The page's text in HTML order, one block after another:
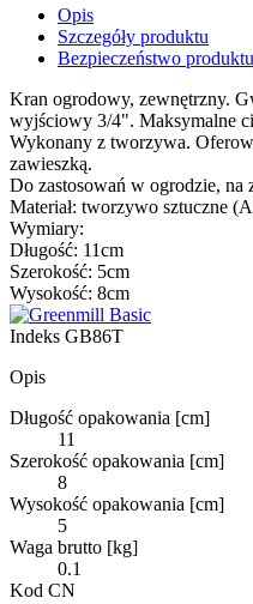
Opis
Szczegóły produktu
Bezpieczeństwo
Kran ogrodowy, zewnętrzny.
wyjściowy 3/4". Maksymalne
Wykonany z tworzywa.
zawieszką.
Do zastosowań w ogrodzie, na
Materiał: tworzywo sztuczne
Wymiary:
Długość: 11cm
Szerokość: 5cm
Wysokość: 8cm
Indeks GB86T
Opis
Długość opakowania [cm]
11
Szerokość opakowania [cm]
8
Wysokość opakowania [cm]
5
Waga brutto [kg]
0.1
Kod CN